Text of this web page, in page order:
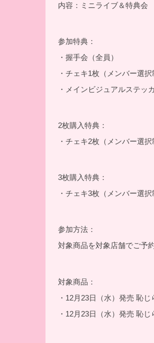
内容：ミニライブ＆特典会
参加特典：
・握手会（全員）
・チェキ1枚（メンバー選
・メインビジュアルステッ
2枚購入特典：
・チェキ2枚（メンバー選
3枚購入特典：
・チェキ3枚（メンバー選
参加方法：
対象商品を対象店舗でご予
対象商品：
・12月23日（水）発売 恥
・12月23日（水）発売 恥